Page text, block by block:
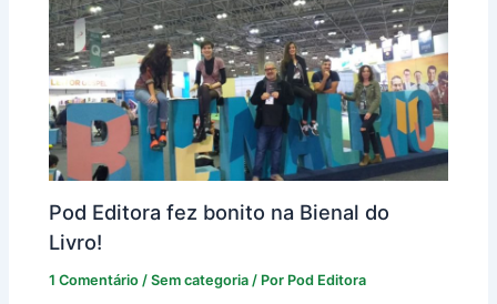
Pod Editora fez bonito na Bienal do
Livro!
1 Comentário /Sem categoria / Por Pod Editora